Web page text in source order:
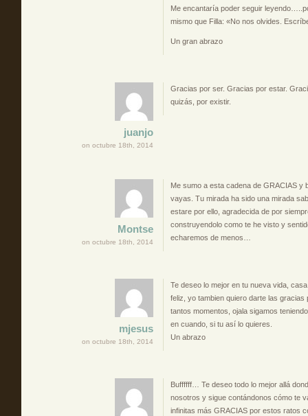
Me encantaría poder seguir
mismo que Filla: «No nos olvides.
Un gran abrazo
juanjo
on octubre 18th, 2014
Gracias por ser. Gracias por estar.
quizás, por existir.
Montse
on octubre 18th, 2014
Me sumo a esta cadena de GRACIAS y
vayas. Tu mirada ha sido una mirada
estare por ello, agradecida de por
construyendolo como te he visto y
echaremos de menos…
mjesus
on octubre 18th, 2014
Te deseo lo mejor en tu nueva vida,
feliz, yo tambien quiero darte las
tantos momentos, ojala sigamos
en cuando, si tu así lo quieres.
Un abrazo
Buffffff… Te deseo todo lo mejor allá
nosotros y sigue contándonos cómo te
infinitas más GRACIAS por estos ratos